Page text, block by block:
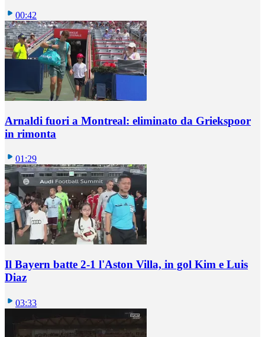
00:42
Arnaldi fuori a Montreal: eliminato da Griekspoor
in rimonta
01:29
Il Bayern batte 2-1 l'Aston Villa, in gol Kim e Luis
Diaz
03:33